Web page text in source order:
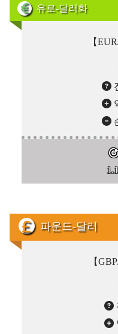
유로-달러화
【
파운드-달러
【